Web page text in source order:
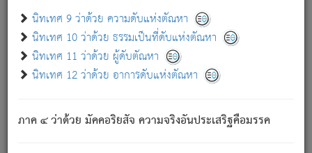
นิทเทศ 9 ว่าด้วย ความดับแห่งตัณหา
นิทเทศ 10 ว่าด้วย ธรรมเป็นที่ดับแห่งตัณหา
นิทเทศ 11 ว่าด้วย ผู้ดับตัณหา
นิทเทศ 12 ว่าด้วย อาการดับแห่งตัณหา
ภาค ๔ ว่าด้วย มัคคอริยสัจ ความจริงอันประเสริฐคือมรรค
- อุ.ขุ. ๒๕/๑๒๑/๘๔.
(ข้อความนี้ เป็นพระพุทธอุทานที่ทรงเปล่งออก ที่โคนต้นโพธิ์
เป็นที่ตรัสรู้ เมื่อตรัสรู้แล้วได้ 7 วัน)